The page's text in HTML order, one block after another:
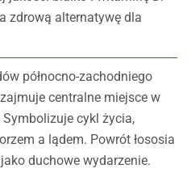
zdrową alternatywę dla
północno-zachodniego
centralne miejsce w
cykl życia,
a lądem. Powrót łososia
duchowe wydarzenie.